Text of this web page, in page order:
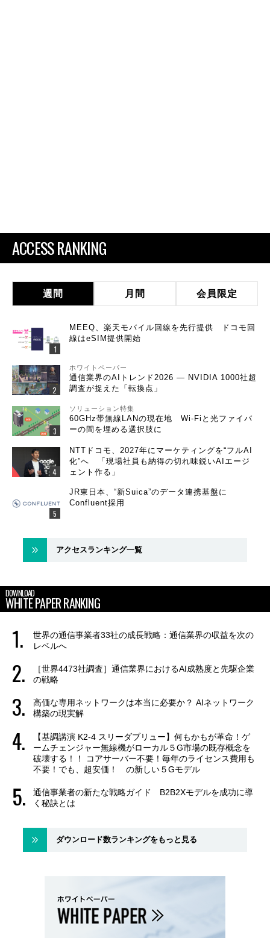
ACCESS RANKING
週間 月間 会員限定
MEEQ、楽天モバイル回線を先行提供 ドコモ回
線はeSIM提供開始
ホワイトペーパー
通信業界のAIトレンド2026 ― NVIDIA 1000社超
調査が捉えた「転換点」
ソリューション特集
60GHz帯無線LANの現在地 Wi-Fiと光ファイバ
ーの間を埋める選択肢に
NTTドコモ、2027年にマーケティングを“フルAI
化”へ 「現場社員も納得の切れ味鋭いAIエージ
ェント作る」
JR東日本、“新Suica”のデータ連携基盤に
Confluent採用
アクセスランキング一覧
DOWNLOAD
WHITE PAPER RANKING
世界の通信事業者33社の成長戦略：通信業界の収益を次の
レベルへ
［世界4473社調査］通信業界におけるAI成熟度と先駆企業
の戦略
高価な専用ネットワークは本当に必要か？ AIネットワーク
構築の現実解
【基調講演 K2-4 スリーダブリュー】何もかもが革命！ゲ
ームチェンジャー無線機がローカル５G市場の既存概念を
破壊する！！ コアサーバー不要！毎年のライセンス費用も
不要！でも、超安価！ の新しい５Gモデル
通信事業者の新たな戦略ガイド B2B2Xモデルを成功に導
く秘訣とは
ダウンロード数ランキングをもっと見る